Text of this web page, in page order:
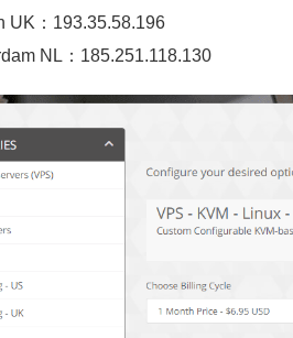
UK：193.35.58.196
NL：185.251.118.130